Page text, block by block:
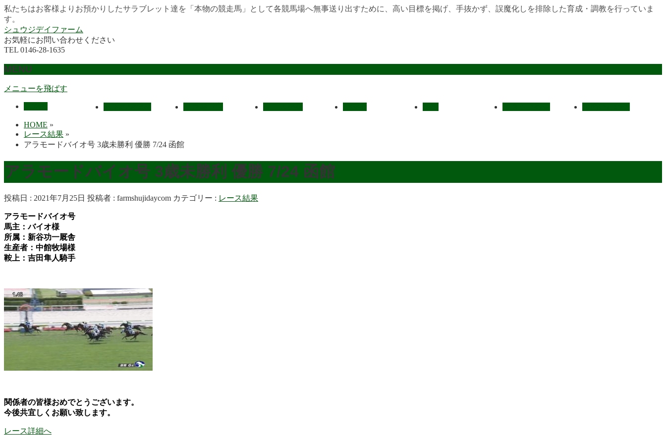
私たちはお客様よりお預かりしたサラブレット達を「本物の競走馬」として各競馬場へ無事送り出すために、高い目標を掲げ、手抜かず、誤魔化しを排除した育成・調教を行っていま
す。
シュウジデイファーム
お気軽にお問い合わせください
TEL 0146-28-1635
MENU
メニューを飛ばす
HOME »
レース結果 »
アラモードバイオ号 3歳未勝利 優勝 7/24 函館
アラモードバイオ号 3歳未勝利 優勝 7/24 函館
投稿日 : 2021年7月25日 投稿者 : farmshujidaycom カテゴリー : レース結果
アラモードバイオ号
馬主：バイオ様
所属：新谷功一厩舎
生産者：中館牧場様
鞍上：吉田隼人騎手
関係者の皆様おめでとうございます。
今後共宜しくお願い致します。
レース詳細へ